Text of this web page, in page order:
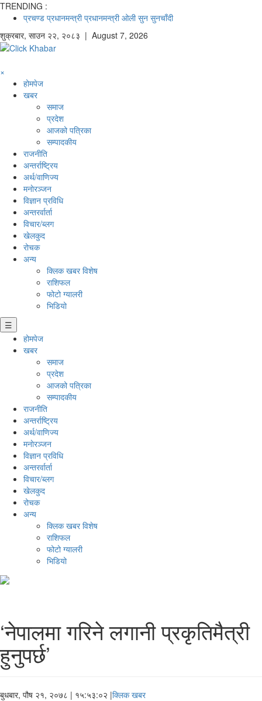
TRENDING :
प्रचण्ड प्रधानमन्त्री प्रधानमन्त्री ओली सुन सुनचाँदी
शुक्रबार, साउन २२, २०८३ | August 7, 2026
×
होमपेज
खबर
समाज
प्रदेश
आजको पत्रिका
सम्पादकीय
राजनीति
अन्तर्राष्ट्रिय
अर्थ/वाणिज्य
मनाेरञ्जन
विज्ञान प्रविधि
अन्तरर्वार्ता
विचार/ब्लग
खेलकुद
रोचक
अन्य
क्लिक खबर विशेष
राशिफल
फोटो ग्यालरी
भिडियो
☰
होमपेज
खबर
समाज
प्रदेश
आजको पत्रिका
सम्पादकीय
राजनीति
अन्तर्राष्ट्रिय
अर्थ/वाणिज्य
मनाेरञ्जन
विज्ञान प्रविधि
अन्तरर्वार्ता
विचार/ब्लग
खेलकुद
रोचक
अन्य
क्लिक खबर विशेष
राशिफल
फोटो ग्यालरी
भिडियो
‘नेपालमा गरिने लगानी प्रकृतिमैत्री
हुनुपर्छ’
बुधबार, पौष २१, २०७८ | १५:५३:०२ |क्लिक खबर